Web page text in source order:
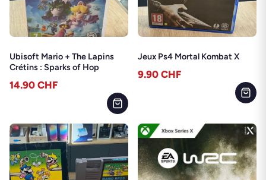
Ubisoft Mario + The Lapins
Crétins : Sparks of Hop
14.90 CHF
Jeux Ps4 Mortal Kombat X
9.90 CHF